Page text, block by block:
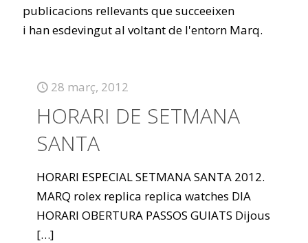
publicacions rellevants que succeeixen
i han esdevingut al voltant de l'entorn Marq.
28 març, 2012
HORARI DE SETMANA
SANTA
HORARI ESPECIAL SETMANA SANTA 2012.
MARQ rolex replica replica watches DIA
HORARI OBERTURA PASSOS GUIATS Dijous
[…]